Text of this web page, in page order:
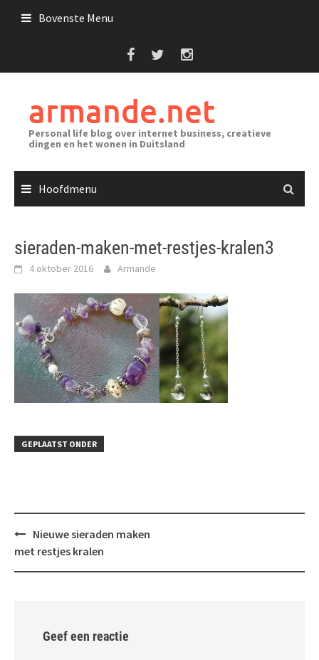
Bovenste Menu
armande.net
Personal life blog over internet business, creatieve
dingen en het wonen in Duitsland
Hoofdmenu
sieraden-maken-met-restjes-kralen3
4 oktober 2016 Armande
GEPLAATST ONDER
Bericht
navigatie
Nieuwe sieraden maken
met restjes kralen
Geef een reactie